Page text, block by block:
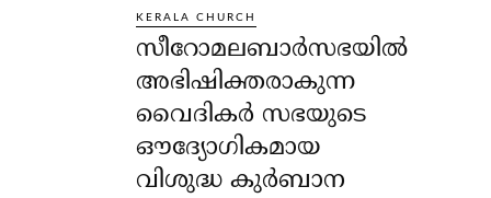
KERALA CHURCH
സീറോമലബാർസഭയിൽ
അഭിഷിക്തരാകുന്ന
വൈദികർ സഭയുടെ
ഔദ്യോഗികമായ
വിശുദ്ധ കുർബാന